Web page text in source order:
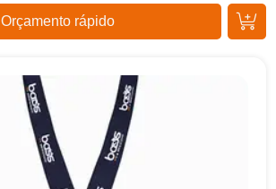
Orçamento rápido